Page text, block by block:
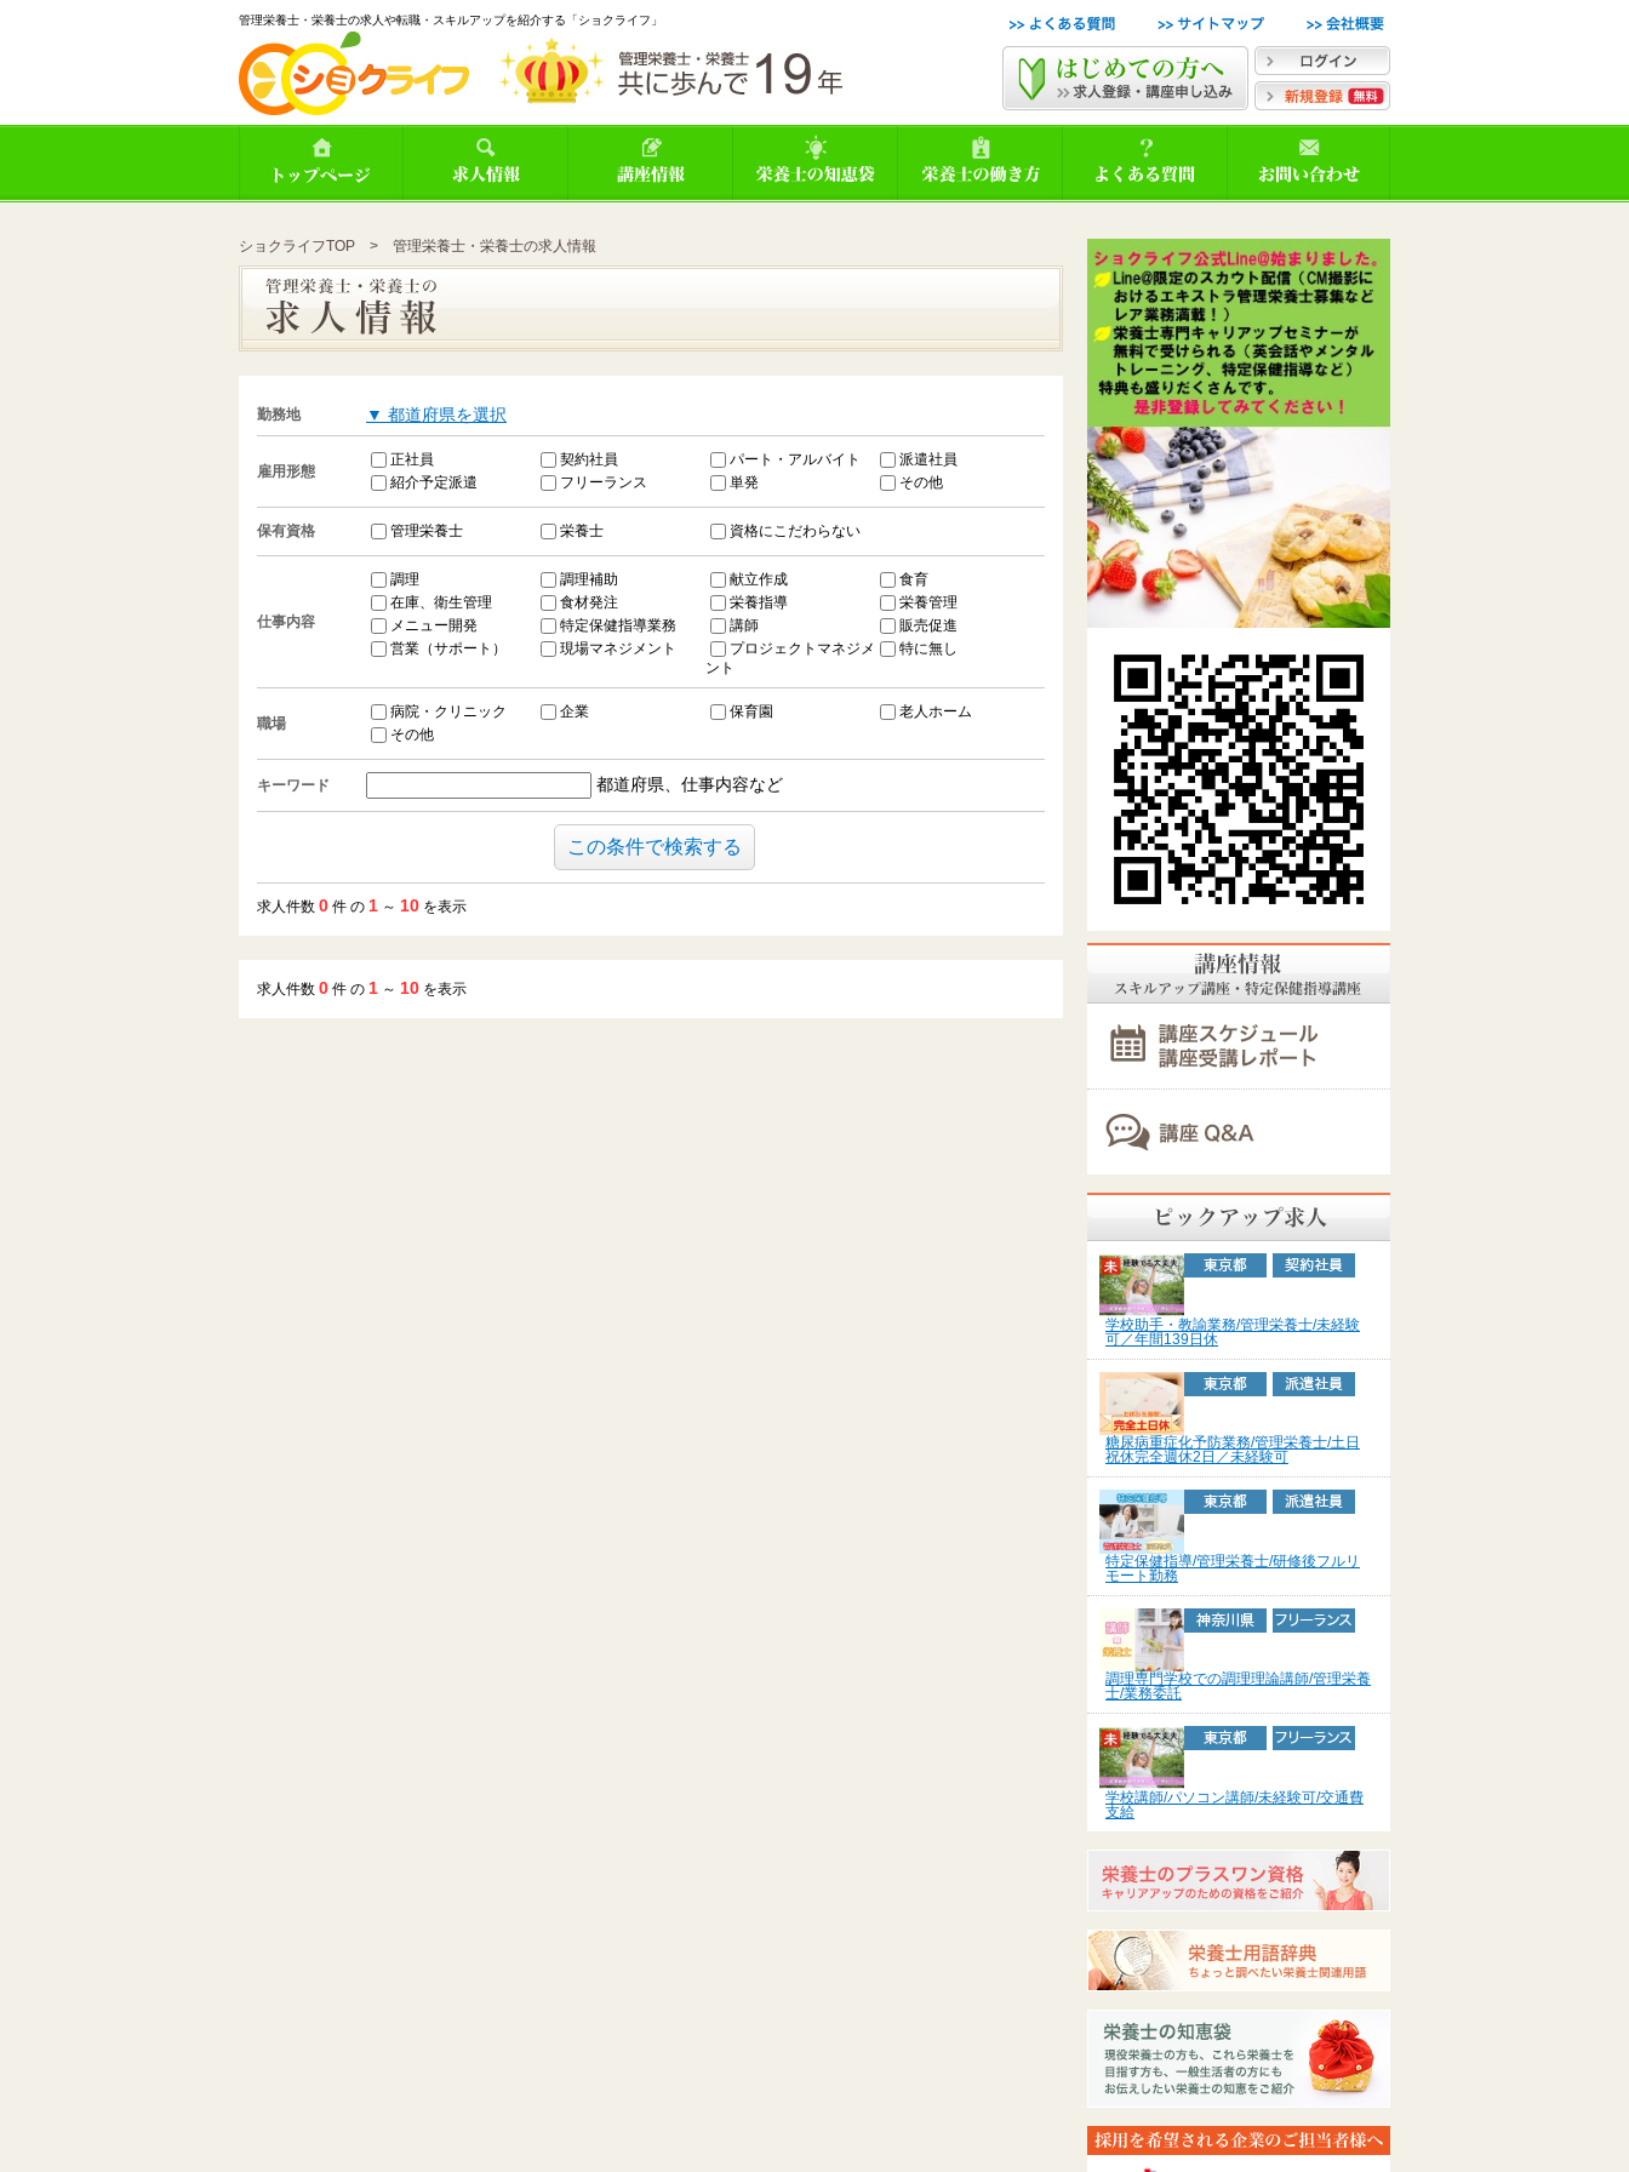
管理栄養士・栄養士の求人や転職・スキルアップを紹介する「ショクライフ」
ショクライフTOP > 管理栄養士・栄養士の求人情報
勤務地 ▼ 都道府県を選択
雇用形態
正社員 契約社員 パート・アルバイト
派遣社員
紹介予定派遣
フリーランス 単発 その他
保有資格 管理栄養士 栄養士 資格にこだわらない
仕事内容
調理 調理補助 献立作成
食育
在庫、衛生管理
食材発注 栄養指導
栄養管理
メニュー開発
特定保健指導業務 講師
販売促進
営業（サポート）
現場マネジメント
プロジェクトマネジメ
ント
特に無し
職場
病院・クリニック 企業 保育園
老人ホーム
その他
キーワード 都道府県、仕事内容など
求人件数 0 件 の 1 ～ 10 を表示
求人件数 0 件 の 1 ～ 10 を表示
学校助手・教諭業務/管理栄養士/未経験
可／年間139日休
糖尿病重症化予防業務/管理栄養士/土日
祝休完全週休2日／未経験可
特定保健指導/管理栄養士/研修後フルリ
モート勤務
調理専門学校での調理理論講師/管理栄養
士/業務委託
学校講師/パソコン講師/未経験可/交通費
支給